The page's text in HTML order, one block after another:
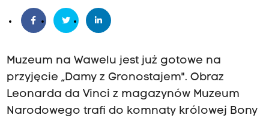
Muzeum na Wawelu jest już gotowe na
przyjęcie „Damy z Gronostajem". Obraz
Leonarda da Vinci z magazynów Muzeum
Narodowego trafi do komnaty królowej Bony